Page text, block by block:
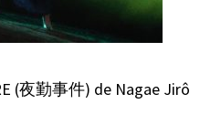
(夜勤事件) de Nagae Jirô